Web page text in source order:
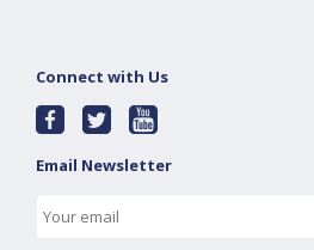
Connect with Us
Email Newsletter